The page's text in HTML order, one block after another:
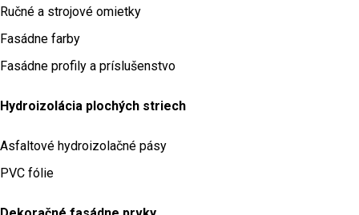
Ručné a strojové omietky
Fasádne farby
Fasádne profily a príslušenstvo
Hydroizolácia plochých striech
Asfaltové hydroizolačné pásy
PVC fólie